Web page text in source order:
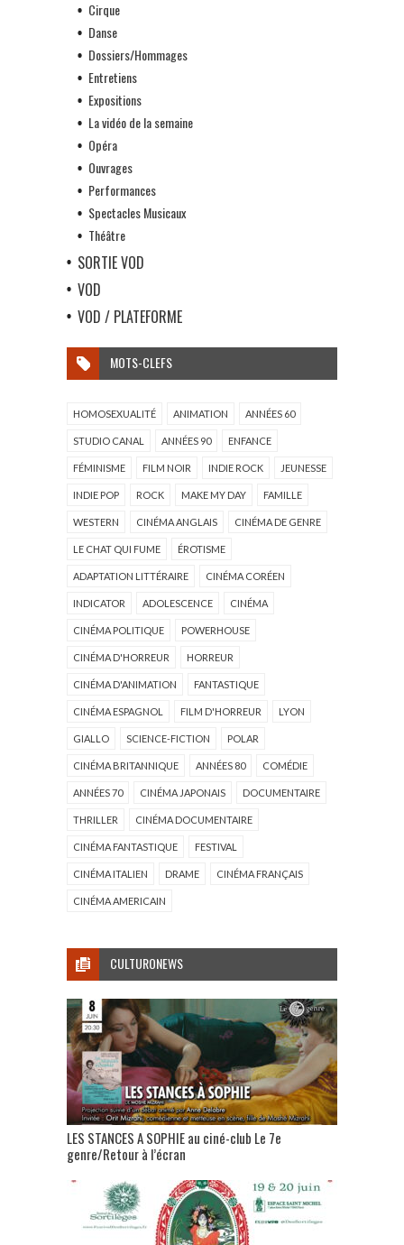
Cirque
Danse
Dossiers/Hommages
Entretiens
Expositions
La vidéo de la semaine
Opéra
Ouvrages
Performances
Spectacles Musicaux
Théâtre
SORTIE VOD
VOD
VOD / PLATEFORME
MOTS-CLEFS
HOMOSEXUALITÉ ANIMATION ANNÉES 60
STUDIO CANAL ANNÉES 90 ENFANCE
FÉMINISME FILM NOIR INDIE ROCK JEUNESSE
INDIE POP ROCK MAKE MY DAY FAMILLE
WESTERN CINÉMA ANGLAIS CINÉMA DE GENRE
LE CHAT QUI FUME ÉROTISME
ADAPTATION LITTÉRAIRE CINÉMA CORÉEN
INDICATOR ADOLESCENCE CINÉMA
CINÉMA POLITIQUE POWERHOUSE
CINÉMA D'HORREUR HORREUR
CINÉMA D'ANIMATION FANTASTIQUE
CINÉMA ESPAGNOL FILM D'HORREUR LYON
GIALLO SCIENCE-FICTION POLAR
CINÉMA BRITANNIQUE ANNÉES 80 COMÉDIE
ANNÉES 70 CINÉMA JAPONAIS DOCUMENTAIRE
THRILLER CINÉMA DOCUMENTAIRE
CINÉMA FANTASTIQUE FESTIVAL
CINÉMA ITALIEN DRAME CINÉMA FRANÇAIS
CINÉMA AMERICAIN
CULTURONEWS
LES STANCES A SOPHIE au ciné-club Le 7e
genre/Retour à l’écran